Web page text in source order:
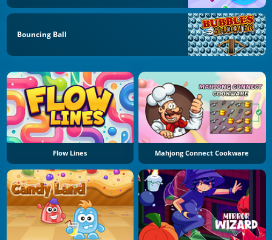
Bouncing Ball
Flow Lines Mahjong Connect Cookware